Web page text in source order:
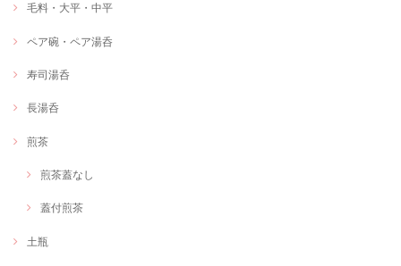
毛料・大平・中平
ペア碗・ペア湯呑
寿司湯呑
長湯呑
煎茶
煎茶蓋なし
蓋付煎茶
土瓶